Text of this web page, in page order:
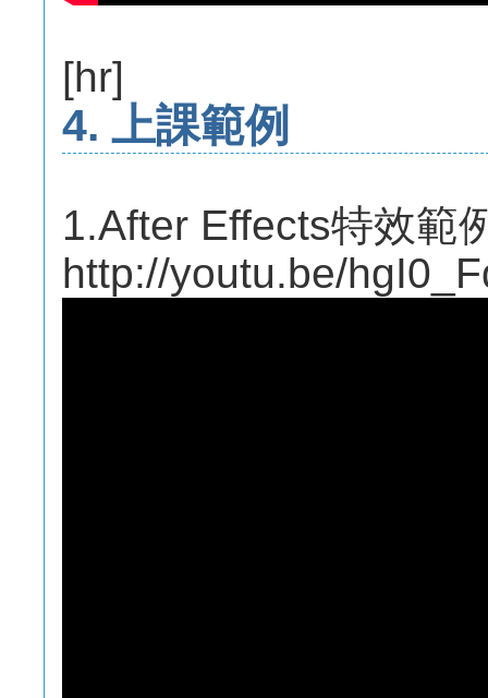
[hr]
4. 上課範例
1.After Effects特效範
http://youtu.be/